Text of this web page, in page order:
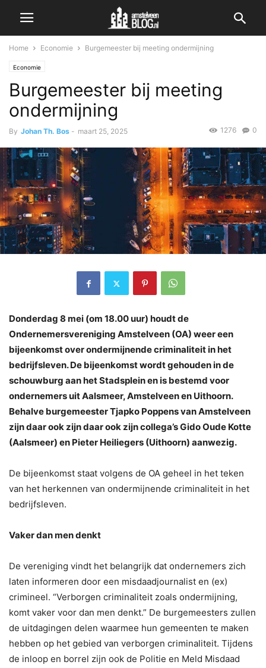
Home Economie Burgemeester bij meeting ondermijning
Economie
Burgemeester bij meeting
ondermijning
By Johan Th. Bos - maart 25, 2025 0
1276
Donderdag 8 mei (om 18.00 uur) houdt de
Ondernemersvereniging Amstelveen (OA) weer een
bijeenkomst over ondermijnende criminaliteit in het
bedrijfsleven. De bijeenkomst wordt gehouden in de
schouwburg aan het Stadsplein en is bestemd voor
ondernemers uit Aalsmeer, Amstelveen en Uithoorn.
Behalve burgemeester Tjapko Poppens van Amstelveen
zijn daar ook zijn daar ook zijn collega’s Gido Oude Kotte
(Aalsmeer) en Pieter Heiliegers (Uithoorn) aanwezig.
De bijeenkomst staat volgens de OA geheel in het teken
van het herkennen van ondermijnende criminaliteit in het
bedrijfsleven.
Vaker dan men denkt
De vereniging vindt het belangrijk dat ondernemers zich
laten informeren door een misdaadjournalist en (ex)
crimineel. “Verborgen criminaliteit zoals ondermijning,
komt vaker voor dan men denkt.” De burgemeesters zullen
de uitdagingen delen waarmee hun gemeenten te maken
hebben op het gebied van verborgen criminaliteit. Tijdens
de inloop en borrel zijn ook de Politie en Meld Misdaad